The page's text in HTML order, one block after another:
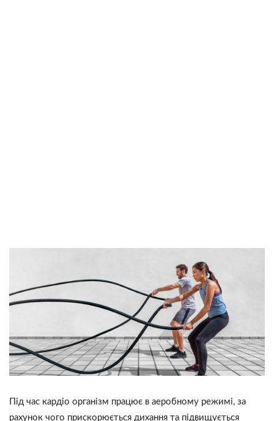
Під час кардіо організм працює в аеробному режимі, за
рахунок чого прискорюється дихання та підвищується